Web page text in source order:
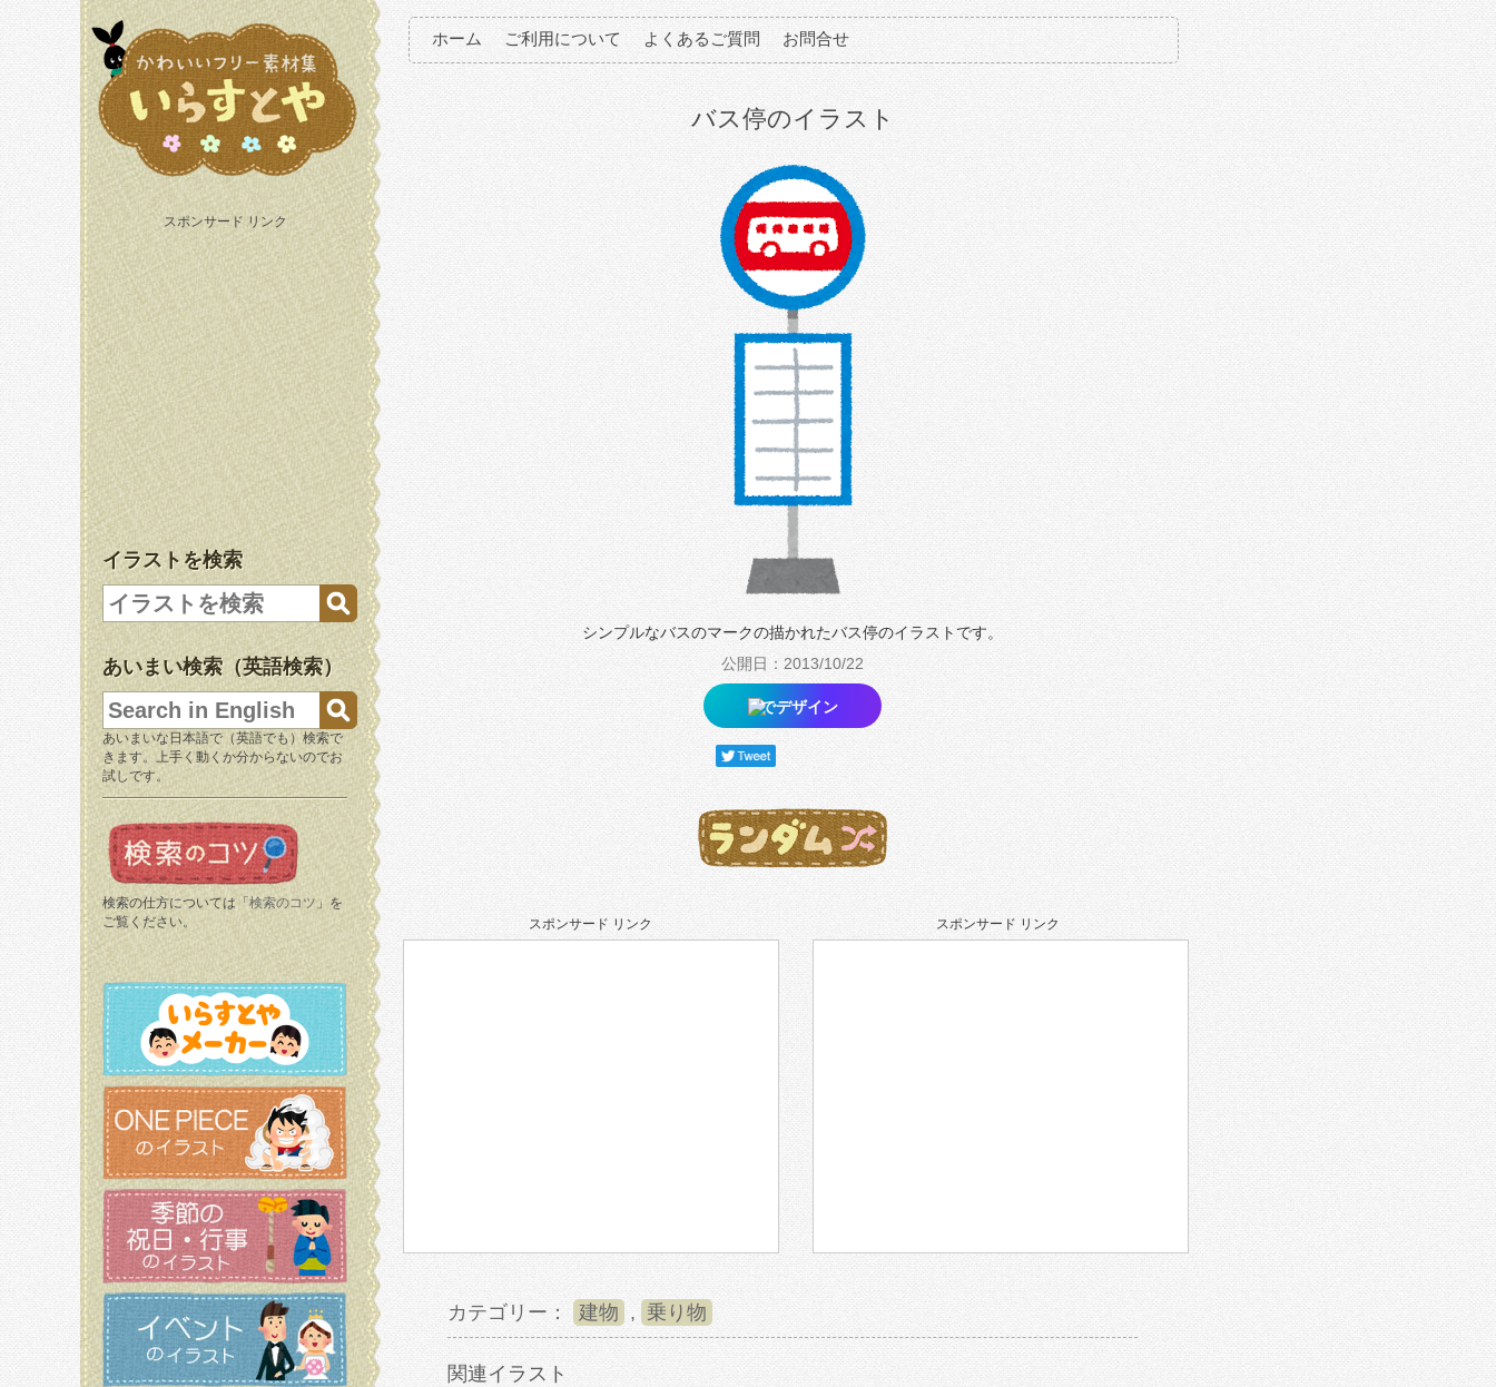
スポンサード リンク
イラストを検索
あいまい検索（英語検索）
あいまいな日本語で（英語でも）検索で
きます。上手く動くか分からないのでお
試しです。
検索の仕方については「 検索のコツ 」を
ご覧ください。
ホーム ご利用について よくあるご質問 お問合せ
バス停のイラスト
シンプルなバスのマークの描かれたバス停のイラストです。
公開日：2013/10/22
でデザイン
スポンサード リンク スポンサード リンク
カテゴリー： 建物 , 乗り物
関連イラスト